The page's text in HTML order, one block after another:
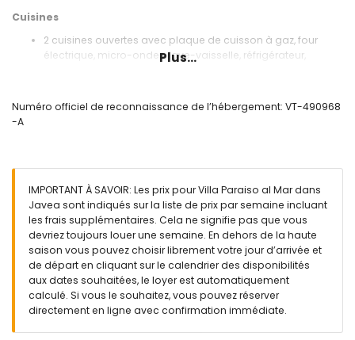
Cuisines
2 cuisines ouvertes avec plaque de cuisson à gaz, four
électrique, micro-ondes, lave-vaisselle, réfrigérateur,
cuisine ouverte avec plaque de cuisson à gaz, four
électrique, micro-ondes, lave-vaisselle, réfrigérateur-
Chambres et salles de bains
chambre avec lits superposés (mesurant 190 par 90cm) et
salle de bains en suite
2 chambres, chacune avec lit double et salle de bains en
suite
chambre avec lit double
chambre avec lit double et ventilateur
chambre avec 2 lits simples (mesurant 190 par 90cm)
salle de bains en suite avec lavabo simple, baignoire,
douche, et toilettes
Plus...
Numéro officiel de reconnaissance de l’hébergement: VT-490968
-A
IMPORTANT À SAVOIR: Les prix pour Villa Paraiso al Mar dans
Javea sont indiqués sur la liste de prix par semaine incluant
les frais supplémentaires. Cela ne signifie pas que vous
devriez toujours louer une semaine. En dehors de la haute
saison vous pouvez choisir librement votre jour d’arrivée et
de départ en cliquant sur le calendrier des disponibilités
aux dates souhaitées, le loyer est automatiquement
calculé. Si vous le souhaitez, vous pouvez réserver
directement en ligne avec confirmation immédiate.